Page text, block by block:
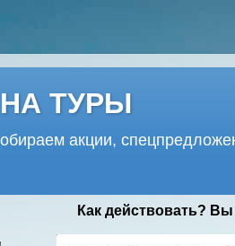
ТУРЫ
акции,
Как действовать?